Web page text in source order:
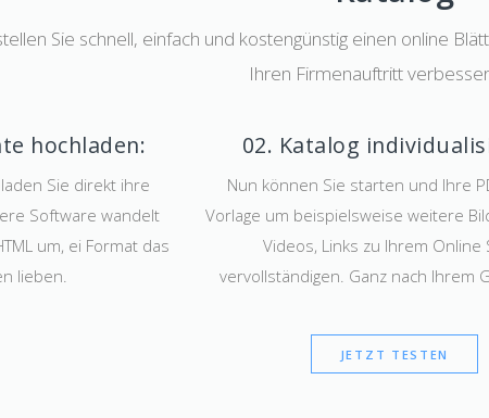
Sie schnell, einfach und kostengünstig einen online
Ihren Firmenauftritt
hochladen:
Sie direkt ihre
Software wandelt
um, ei Format das
lieben.
02. Katalog
Nun können Sie starten und Ihre
Vorlage um beispielsweise weitere
Videos, Links zu Ihrem Online
vervollständigen. Ganz nach Ihrem
JETZT TESTEN